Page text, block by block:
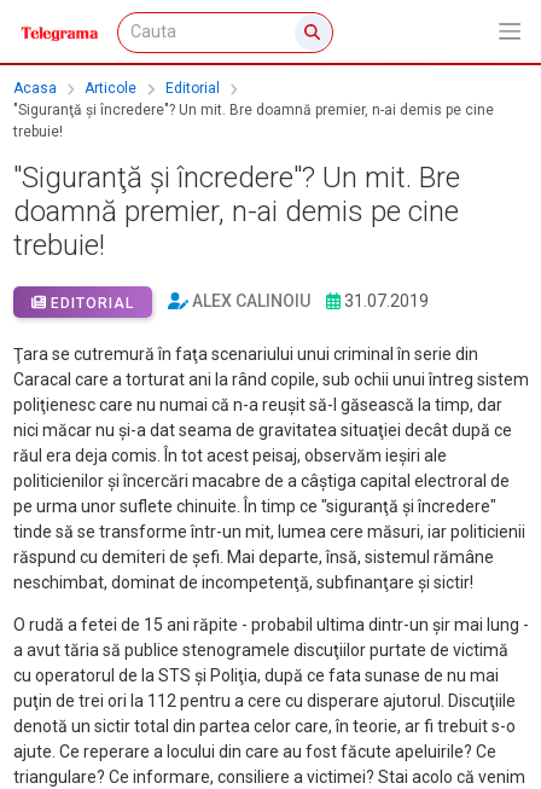
Acasa Articole
Editorial
"Siguranţă şi încredere"? Un mit. Bre doamnă premier, n-ai demis pe cine
trebuie!
"Siguranţă şi încredere"? Un mit. Bre
doamnă premier, n-ai demis pe cine
trebuie!
EDITORIAL ALEX CALINOIU 31.07.2019
Ţara se cutremură în faţa scenariului unui criminal în serie din
Caracal care a torturat ani la rând copile, sub ochii unui întreg sistem
poliţienesc care nu numai că n-a reuşit să-l găsească la timp, dar
nici măcar nu şi-a dat seama de gravitatea situaţiei decât după ce
răul era deja comis. În tot acest peisaj, observăm ieşiri ale
politicienilor şi încercări macabre de a câştiga capital electroral de
pe urma unor suflete chinuite. În timp ce "siguranţă şi încredere"
tinde să se transforme într-un mit, lumea cere măsuri, iar politicienii
răspund cu demiteri de şefi. Mai departe, însă, sistemul rămâne
neschimbat, dominat de incompetenţă, subfinanţare şi sictir!
O rudă a fetei de 15 ani răpite - probabil ultima dintr-un şir mai lung -
a avut tăria să publice stenogramele discuţiilor purtate de victimă
cu operatorul de la STS şi Poliţia, după ce fata sunase de nu mai
puţin de trei ori la 112 pentru a cere cu disperare ajutorul. Discuţiile
denotă un sictir total din partea celor care, în teorie, ar fi trebuit s-o
ajute. Ce reperare a locului din care au fost făcute apeluirile? Ce
triangulare? Ce informare, consiliere a victimei? Stai acolo că venim